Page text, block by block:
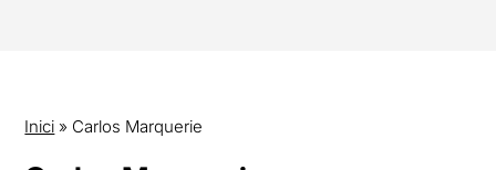
Inici » Carlos Marquerie